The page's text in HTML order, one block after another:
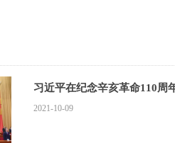
习近平在纪念辛亥革命110周
2021-10-09